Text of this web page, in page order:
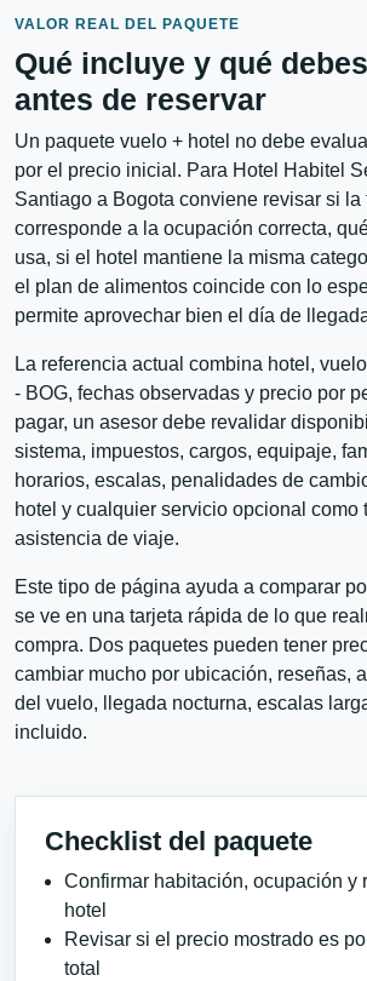
VALOR REAL DEL PAQUETE
Qué incluye y qué
antes de reservar
Un paquete vuelo + hotel no debe
por el precio inicial. Para Hotel Habitel
Santiago a Bogota conviene revisar si la
corresponde a la ocupación correcta,
usa, si el hotel mantiene la misma
el plan de alimentos coincide con lo
permite aprovechar bien el día de
La referencia actual combina hotel,
- BOG, fechas observadas y precio por
pagar, un asesor debe revalidar
sistema, impuestos, cargos, equipaje,
horarios, escalas, penalidades de
hotel y cualquier servicio opcional como
asistencia de viaje.
Este tipo de página ayuda a comparar
se ve en una tarjeta rápida de lo que
compra. Dos paquetes pueden tener
cambiar mucho por ubicación, reseñas,
del vuelo, llegada nocturna, escalas
incluido.
Checklist del paquete
Confirmar habitación, ocupación y
hotel
Revisar si el precio mostrado es
total